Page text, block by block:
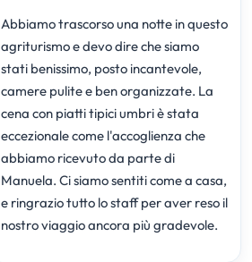
Abbiamo trascorso una notte in questo
agriturismo e devo dire che siamo
stati benissimo, posto incantevole,
camere pulite e ben organizzate. La
cena con piatti tipici umbri è stata
eccezionale come l'accoglienza che
abbiamo ricevuto da parte di
Manuela. Ci siamo sentiti come a casa,
e ringrazio tutto lo staff per aver reso il
nostro viaggio ancora più gradevole.